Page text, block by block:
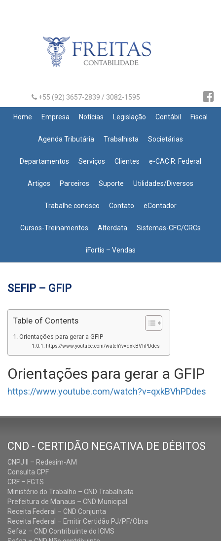
+55 (92) 3657-2839 / 3082-1595
Home Empresa Notícias Legislação Contábil Fiscal
Agenda Tributária Trabalhista Societárias
Departamentos Serviços Clientes e-CAC R. Federal
Artigos Parceiros Suporte Utilidades/Diversos
Trabalhe conosco Contato eContador
Cursos-Treinamentos Alterdata Sistemas-CFC/CRCs
iFortis – Vendas
SEFIP – GFIP
Table of Contents
Orientações para gerar a GFIP
https://www.youtube.com/watch?v=qxkBVhPDdes
Orientações para gerar a GFIP
https://www.youtube.com/watch?v=qxkBVhPDdes
CND - CERTIDÃO NEGATIVA DE DÉBITOS
CNPJ II – Redesim-AM
Consulta CPF
CRF – FGTS
Ministério do Trabalho – CND Trabalhista
Prefeitura de Manaus – CND Municipal
Receita Federal – CND Conjunta
Receita Federal – Emitir Certidão PJ/PF/Obra
Sefaz – CND Contribuinte do ICMS